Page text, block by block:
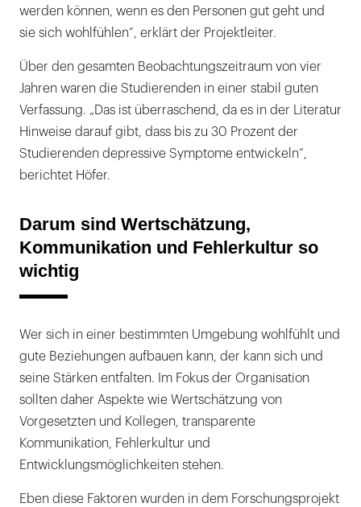
werden können, wenn es den Personen gut geht und
sie sich wohlfühlen“, erklärt der Projektleiter.
Über den gesamten Beobachtungszeitraum von vier
Jahren waren die Studierenden in einer stabil guten
Verfassung. „Das ist überraschend, da es in der Literatur
Hinweise darauf gibt, dass bis zu 30 Prozent der
Studierenden depressive Symptome entwickeln“,
berichtet Höfer.
Darum sind Wertschätzung,
Kommunikation und Fehlerkultur so
wichtig
Wer sich in einer bestimmten Umgebung wohlfühlt und
gute Beziehungen aufbauen kann, der kann sich und
seine Stärken entfalten. Im Fokus der Organisation
sollten daher Aspekte wie Wertschätzung von
Vorgesetzten und Kollegen, transparente
Kommunikation, Fehlerkultur und
Entwicklungsmöglichkeiten stehen.
Eben diese Faktoren wurden in dem Forschungsprojekt